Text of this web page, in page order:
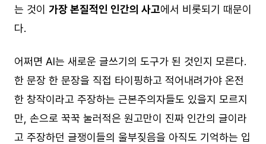
는 것이 가장 본질적인 인간의 사고에서 비롯되기 때문이
다.
어쩌면 AI는 새로운 글쓰기의 도구가 된 것인지 모른다.
한 문장 한 문장을 직접 타이핑하고 적어내려가야 온전
한 창작이라고 주장하는 근본주의자들도 있을지 모르지
만, 손으로 꾹꾹 눌러적은 원고만이 진짜 인간의 글이라
고 주장하던 글쟁이들의 울부짖음을 아직도 기억하는 입